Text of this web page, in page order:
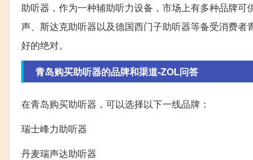
助听器，作为一种辅助听力设备，市场上有多种品牌
声、斯达克助听器以及德国西门子助听器等备受消费
好的绝对。
青岛购买助听器的品牌和渠道-ZOL问答
在青岛购买助听器，可以选择以下一线品牌：
瑞士峰力助听器
丹麦瑞声达助听器